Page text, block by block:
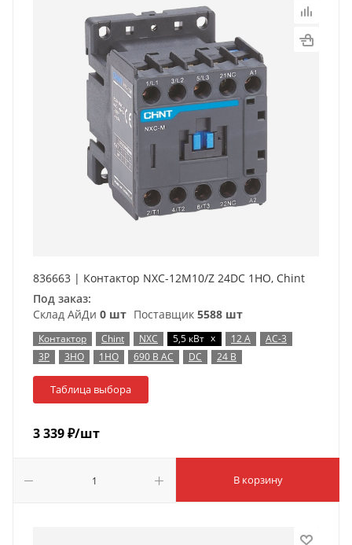
836663 | Контактор NXC-12M10/Z 24DC 1НO, Chint
Под заказ:
Склад АйДи 0 шт Поставщик 5588 шт
Контактор Chint NXC 5,5 кВт x 12 А
AC-3
3P
3НО 1НО 690 В AC DC 24 В
Таблица выбора
3 339₽/шт
В корзину